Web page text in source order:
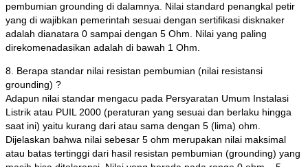
pembumian grounding di dalamnya. Nilai standard penangkal petir
yang di wajibkan pemerintah sesuai dengan sertifikasi disknaker
adalah dianatara 0 sampai dengan 5 Ohm. Nilai yang paling
direkomenadasikan adalah di bawah 1 Ohm.
8. Berapa standar nilai resistan pembumian (nilai resistansi
grounding) ?
Adapun nilai standar mengacu pada Persyaratan Umum Instalasi
Listrik atau PUIL 2000 (peraturan yang sesuai dan berlaku hingga
saat ini) yaitu kurang dari atau sama dengan 5 (lima) ohm.
Dijelaskan bahwa nilai sebesar 5 ohm merupakan nilai maksimal
atau batas tertinggi dari hasil resistan pembumian (grounding) yang